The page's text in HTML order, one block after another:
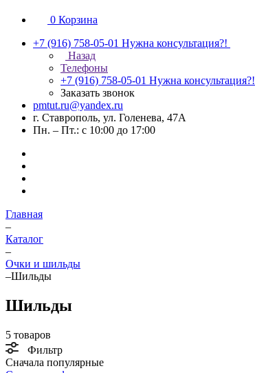
0 Корзина
+7 (916) 758-05-01 Нужна консультация?!
Назад
Телефоны
+7 (916) 758-05-01 Нужна консультация?!
Заказать звонок
pmtut.ru@yandex.ru
г. Ставрополь, ул. Голенева, 47А
Пн. – Пт.: с 10:00 до 17:00
Главная
–
Каталог
–
Очки и шильды
–Шильды
Шильды
5 товаров
Фильтр
Сначала популярные